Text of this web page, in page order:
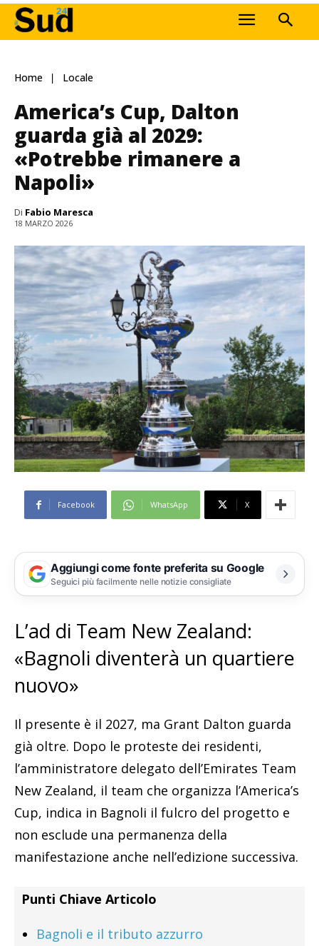
Home Locale
America’s Cup, Dalton
guarda già al 2029:
«Potrebbe rimanere a
Napoli»
Di Fabio Maresca
18 MARZO 2026
Facebook WhatsApp X
Aggiungi come fonte preferita su Google
Seguici più facilmente nelle notizie consigliate
L’ad di Team New Zealand:
«Bagnoli diventerà un quartiere
nuovo»
Il presente è il 2027, ma Grant Dalton guarda
già oltre. Dopo le proteste dei residenti,
l’amministratore delegato dell’Emirates Team
New Zealand, il team che organizza l’America’s
Cup, indica in Bagnoli il fulcro del progetto e
non esclude una permanenza della
manifestazione anche nell’edizione successiva.
Punti Chiave Articolo
Bagnoli e il tributo azzurro